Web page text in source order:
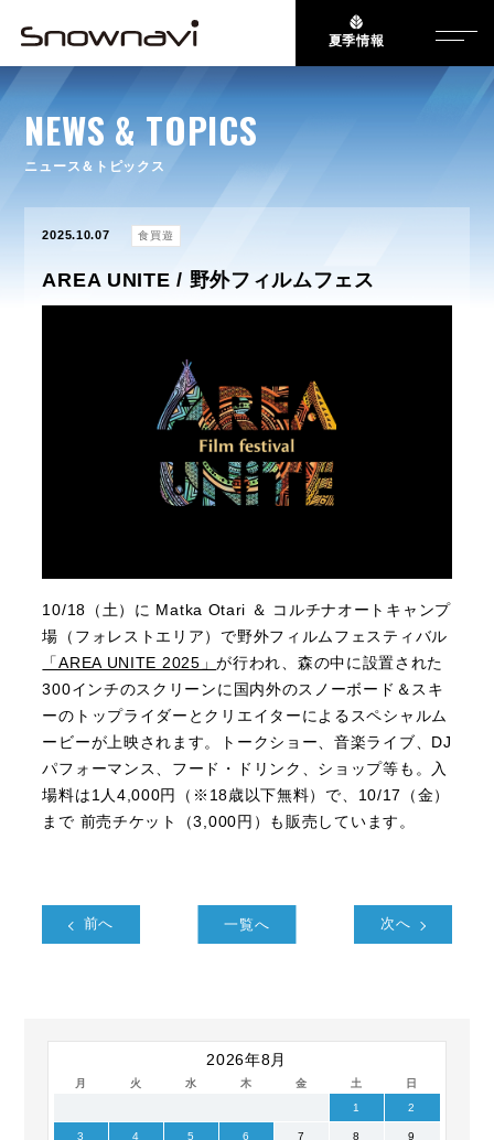
夏季情報
NEWS & TOPICS
ニュース＆トピックス
2025.10.07 食買遊
AREA UNITE / 野外フィルムフェス
10/18（土）に Matka Otari ＆ コルチナオートキャンプ
場（フォレストエリア）で野外フィルムフェスティバル
「AREA UNITE 2025」が行われ、森の中に設置された
300インチのスクリーンに国内外のスノーボード＆スキ
ーのトップライダーとクリエイターによるスペシャルム
ービーが上映されます。トークショー、音楽ライブ、DJ
パフォーマンス、フード・ドリンク、ショップ等も。入
場料は1人4,000円（※18歳以下無料）で、10/17（金）
まで 前売チケット（3,000円）も販売しています。
前へ 一覧へ 次へ
2026年8月
月 火 水 木 金 土 日
1 2
3 4 5 6 7 8 9